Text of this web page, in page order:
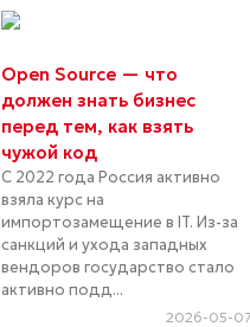
Open Source — что
должен знать бизнес
перед тем, как взять
чужой код
С 2022 года Россия активно
взяла курс на
импортозамещение в IT. Из-за
санкций и ухода западных
вендоров государство стало
активно подд...
2026-05-07